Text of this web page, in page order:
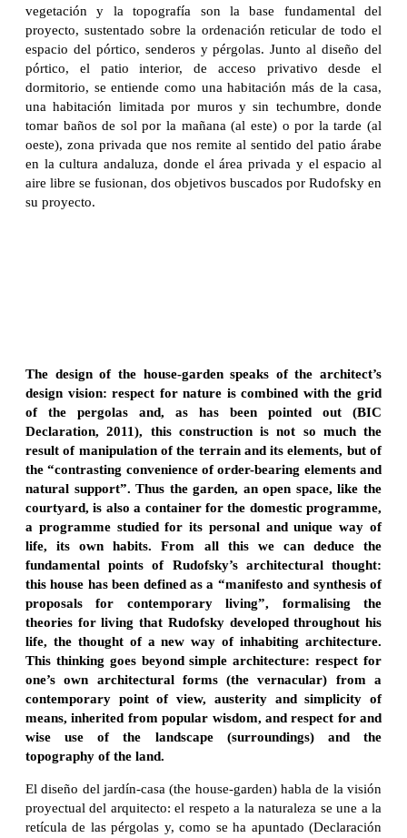
vegetación y la topografía son la base fundamental del
proyecto, sustentado sobre la ordenación reticular de todo el
espacio del pórtico, senderos y pérgolas. Junto al diseño del
pórtico, el patio interior, de acceso privativo desde el
dormitorio, se entiende como una habitación más de la casa,
una habitación limitada por muros y sin techumbre, donde
tomar baños de sol por la mañana (al este) o por la tarde (al
oeste), zona privada que nos remite al sentido del patio árabe
en la cultura andaluza, donde el área privada y el espacio al
aire libre se fusionan, dos objetivos buscados por Rudofsky en
su proyecto.
The design of the house-garden speaks of the architect’s
design vision: respect for nature is combined with the grid
of the pergolas and, as has been pointed out (BIC
Declaration, 2011), this construction is not so much the
result of manipulation of the terrain and its elements, but of
the “contrasting convenience of order-bearing elements and
natural support”. Thus the garden, an open space, like the
courtyard, is also a container for the domestic programme,
a programme studied for its personal and unique way of
life, its own habits. From all this we can deduce the
fundamental points of Rudofsky’s architectural thought:
this house has been defined as a “manifesto and synthesis of
proposals for contemporary living”, formalising the
theories for living that Rudofsky developed throughout his
life, the thought of a new way of inhabiting architecture.
This thinking goes beyond simple architecture: respect for
one’s own architectural forms (the vernacular) from a
contemporary point of view, austerity and simplicity of
means, inherited from popular wisdom, and respect for and
wise use of the landscape (surroundings) and the
topography of the land.
El diseño del jardín-casa (the house-garden) habla de la visión
proyectual del arquitecto: el respeto a la naturaleza se une a la
retícula de las pérgolas y, como se ha apuntado (Declaración